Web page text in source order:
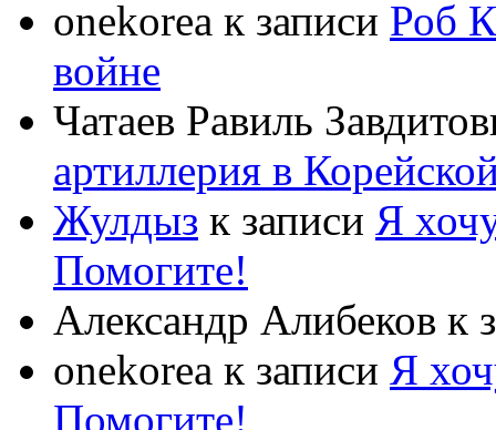
onekorea к записи Роб
войне
Чатаев Равиль
артиллерия в
Жулдыз к записи Я
Помогите!
Александр Алибеков к
onekorea к записи Я
Помогите!